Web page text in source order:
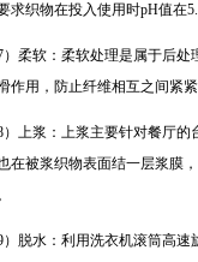
求织物在投入使用时pH值在5
柔软：柔软处理是属于后处
作用，防止纤维相互之间紧
上浆：上浆主要针对餐厅的
在被浆织物表面结一层浆膜
脱水：利用洗衣机滚筒高